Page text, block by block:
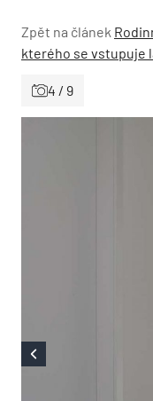
Zpět na článek
kterého se vstupuje
4 / 9